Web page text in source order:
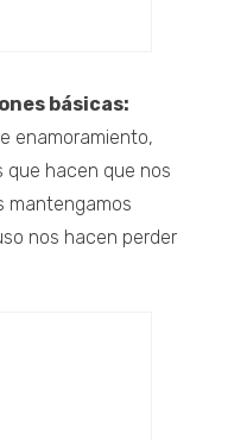
básicas:
enamoramiento,
que hacen que nos
mantengamos
nos hacen perder